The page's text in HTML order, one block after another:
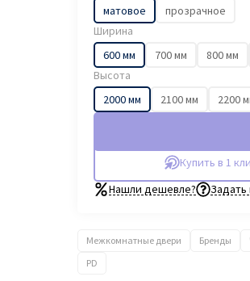
матовое
прозрачное
Ширина
600 мм
700 мм 800 мм
Высота
2000 мм
2100 мм 2200
Купить в 1
Нашли дешевле?
Задать
Межкомнатные двери Бренды
PD